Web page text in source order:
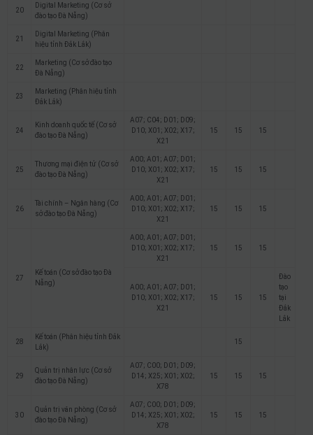
20
Digital Marketing (Cơ sở
đào tạo Đà Nẵng)
21
Digital Marketing (Phân
hiệu tỉnh Đắk Lắk)
22
Marketing (Cơ sở đào tạo
Đà Nẵng)
23
Marketing (Phân hiệu tỉnh
Đắk Lắk)
24
Kinh doanh quốc tế (Cơ sở
đào tạo Đà Nẵng)
A07; C04; D01; D09;
D10; X01; X02; X17;
X21
15 15 15
25
Thương mại điện tử (Cơ sở
đào tạo Đà Nẵng)
A00; A01; A07; D01;
D10; X01; X02; X17;
X21
15 15 15
26
Tài chính – Ngân hàng (Cơ
sở đào tạo Đà Nẵng)
A00; A01; A07; D01;
D10; X01; X02; X17;
X21
15 15 15
27
Kế toán (Cơ sở đào tạo Đà
Nẵng)
A00; A01; A07; D01;
D10; X01; X02; X17;
X21
15 15 15
A00; A01; A07; D01;
D10; X01; X02; X17;
X21
15 15 15
Đào
tạo
tại
Đắk
Lắk
28
Kế toán (Phân hiệu tỉnh Đắk
Lắk)
15
29
Quản trị nhân lực (Cơ sở
đào tạo Đà Nẵng)
A07; C00; D01; D09;
D14; X25; X01; X02;
X78
15 15 15
30
Quản trị văn phòng (Cơ sở
đào tạo Đà Nẵng)
A07; C00; D01; D09;
D14; X25; X01; X02;
X78
15 15 15